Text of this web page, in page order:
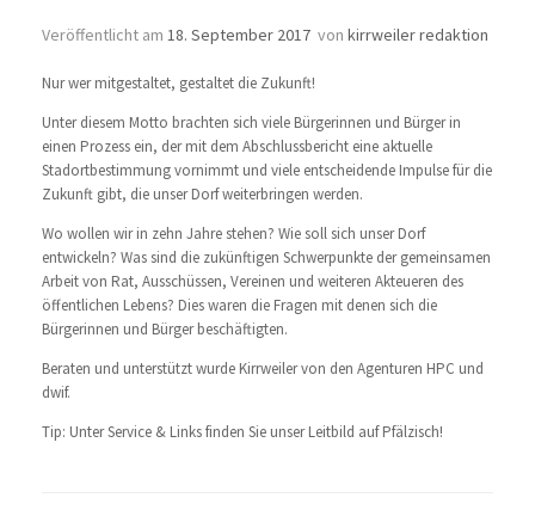
Veröffentlicht am 18. September 2017 von kirrweiler redaktion
Nur wer mitgestaltet, gestaltet die Zukunft!
Unter diesem Motto brachten sich viele Bürgerinnen und Bürger in
einen Prozess ein, der mit dem Abschlussbericht eine aktuelle
Stadortbestimmung vornimmt und viele entscheidende Impulse für die
Zukunft gibt, die unser Dorf weiterbringen werden.
Wo wollen wir in zehn Jahre stehen? Wie soll sich unser Dorf
entwickeln? Was sind die zukünftigen Schwerpunkte der gemeinsamen
Arbeit von Rat, Ausschüssen, Vereinen und weiteren Akteueren des
öffentlichen Lebens? Dies waren die Fragen mit denen sich die
Bürgerinnen und Bürger beschäftigten.
Beraten und unterstützt wurde Kirrweiler von den Agenturen HPC und
dwif.
Tip: Unter Service & Links finden Sie unser Leitbild auf Pfälzisch!